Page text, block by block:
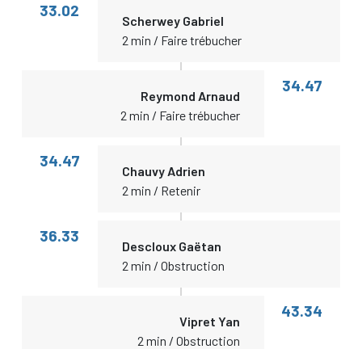
33.02
Scherwey Gabriel
2 min / Faire trébucher
Reymond Arnaud
2 min / Faire trébucher
34.47
34.47
Chauvy Adrien
2 min / Retenir
36.33
Descloux Gaëtan
2 min / Obstruction
Vipret Yan
2 min / Obstruction
43.34